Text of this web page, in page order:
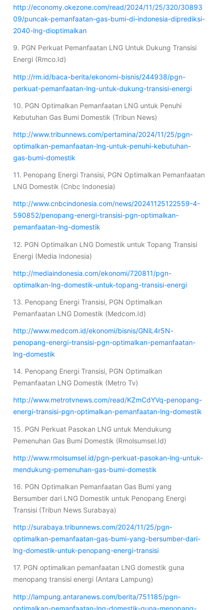
http://economy.okezone.com/read/2024/11/25/320/30893
09/puncak-pemanfaatan-gas-bumi-di-indonesia-diprediksi-
2040-lng-dioptimalkan
9. PGN Perkuat Pemanfaatan LNG Untuk Dukung Transisi
Energi (Rmco.Id)
http://rm.id/baca-berita/ekonomi-bisnis/244938/pgn-
perkuat-pemanfaatan-lng-untuk-dukung-transisi-energi
10. PGN Optimalkan Pemanfaatan LNG untuk Penuhi
Kebutuhan Gas Bumi Domestik (Tribun News)
http://www.tribunnews.com/pertamina/2024/11/25/pgn-
optimalkan-pemanfaatan-lng-untuk-penuhi-kebutuhan-
gas-bumi-domestik
11. Penopang Energi Transisi, PGN Optimalkan Pemanfaatan
LNG Domestik (Cnbc Indonesia)
http://www.cnbcindonesia.com/news/20241125122559-4-
590852/penopang-energi-transisi-pgn-optimalkan-
pemanfaatan-lng-domestik
12. PGN Optimalkan LNG Domestik untuk Topang Transisi
Energi (Media Indonesia)
http://mediaindonesia.com/ekonomi/720811/pgn-
optimalkan-lng-domestik-untuk-topang-transisi-energi
13. Penopang Energi Transisi, PGN Optimalkan
Pemanfaatan LNG Domestik (Medcom.Id)
http://www.medcom.id/ekonomi/bisnis/GNlL4r5N-
penopang-energi-transisi-pgn-optimalkan-pemanfaatan-
lng-domestik
14. Penopang Energi Transisi, PGN Optimalkan
Pemanfaatan LNG Domestik (Metro Tv)
http://www.metrotvnews.com/read/KZmCdYVq-penopang-
energi-transisi-pgn-optimalkan-pemanfaatan-lng-domestik
15. PGN Perkuat Pasokan LNG untuk Mendukung
Pemenuhan Gas Bumi Domestik (Rmolsumsel.Id)
http://www.rmolsumsel.id/pgn-perkuat-pasokan-lng-untuk-
mendukung-pemenuhan-gas-bumi-domestik
16. PGN Optimalkan Pemanfaatan Gas Bumi yang
Bersumber dari LNG Domestik untuk Penopang Energi
Transisi (Tribun News Surabaya)
http://surabaya.tribunnews.com/2024/11/25/pgn-
optimalkan-pemanfaatan-gas-bumi-yang-bersumber-dari-
lng-domestik-untuk-penopang-energi-transisi
17. PGN optimalkan pemanfaatan LNG domestik guna
menopang transisi energi (Antara Lampung)
http://lampung.antaranews.com/berita/751185/pgn-
optimalkan-pemanfaatan-lng-domestik-guna-menopang-